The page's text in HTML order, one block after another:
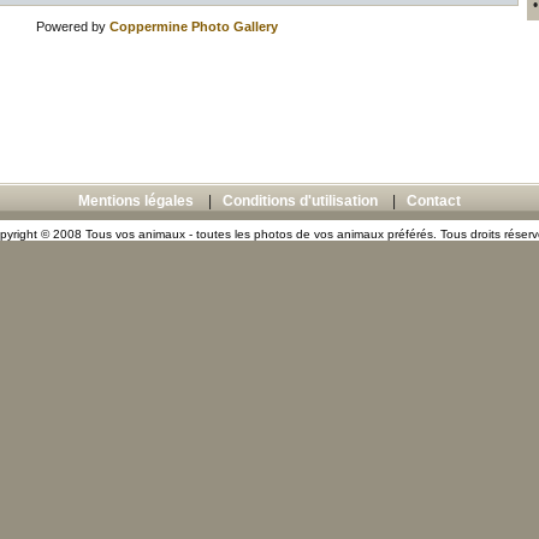
Powered by Coppermine Photo Gallery
Mentions légales Conditions d'utilisation Contact
© 2008 Tous vos animaux - toutes les photos de vos animaux préférés. Tous droits